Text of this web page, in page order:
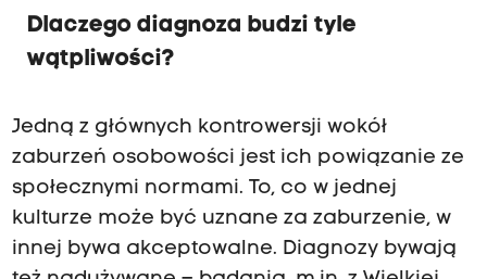
Dlaczego diagnoza budzi tyle
wątpliwości?
Jedną z głównych kontrowersji wokół
zaburzeń osobowości jest ich powiązanie ze
społecznymi normami. To, co w jednej
kulturze może być uznane za zaburzenie, w
innej bywa akceptowalne. Diagnozy bywają